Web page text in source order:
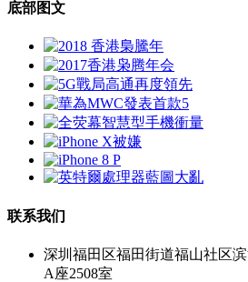
底部图文
联系我们
深圳福田区福田街道福山社区
A座2508室